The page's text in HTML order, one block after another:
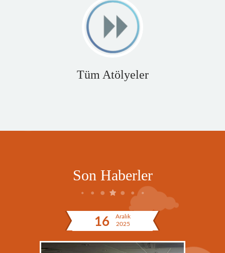
Tüm Atölyeler
Son Haberler
16
Aralık
2025